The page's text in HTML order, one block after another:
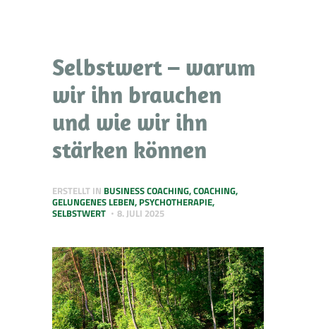
Selbstwert – warum
wir ihn brauchen
und wie wir ihn
stärken können
ERSTELLT IN BUSINESS COACHING,COACHING,
GELUNGENES LEBEN, PSYCHOTHERAPIE,
SELBSTWERT
8. JULI 2025